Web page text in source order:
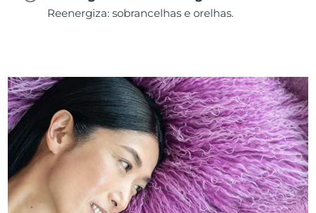
Reenergiza: sobrancelhas e orelhas.